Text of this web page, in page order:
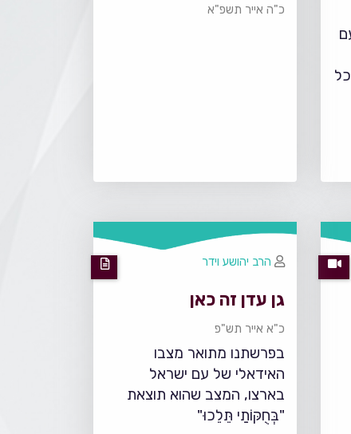
כ"ה אייר תשפ"א
גן עדן זה כאן
כ"א אייר תש"פ
בפרשתנו מתואר מצבו
האידאלי של עם ישראל
בארצו, המצב שהוא תוצאת
"בְּחֻקּוֹתַי תֵּלֵכוּ"
הרב יהושע וידר